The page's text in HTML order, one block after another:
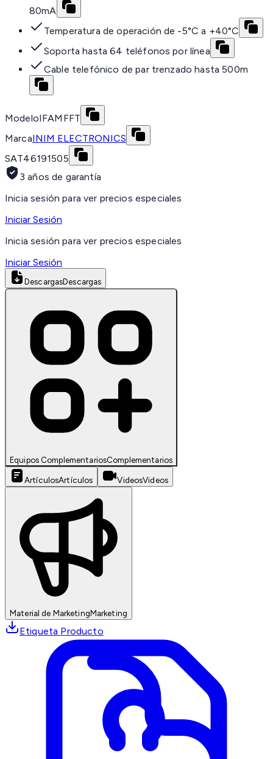
80mA
Temperatura de operación de -5°C a +40°C
Soporta hasta 64 teléfonos por línea
Cable telefónico de par trenzado hasta 500m
ModeloIFAMFFT
MarcaINIM ELECTRONICS
SAT46191505
3 años de garantía
Inicia sesión para ver precios especiales
Iniciar Sesión
Inicia sesión para ver precios especiales
Iniciar Sesión
DescargasDescargas
Equipos ComplementariosComplementarios
ArtículosArtículos VideosVideos
Material de MarketingMarketing
Etiqueta Producto